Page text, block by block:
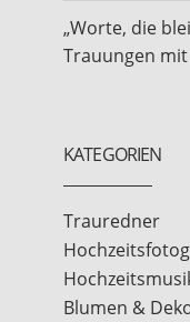
„Worte, die
Trauungen
KATEGORIEN
Trauredner
Blumen &